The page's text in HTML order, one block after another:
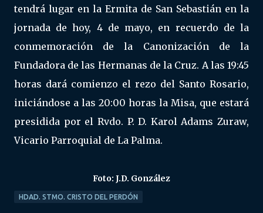
tendrá lugar en la Ermita de San Sebastián en la
jornada de hoy, 4 de mayo, en recuerdo de la
conmemoración de la Canonización de la
Fundadora de las Hermanas de la Cruz. A las 19:45
horas dará comienzo el rezo del Santo Rosario,
iniciándose a las 20:00 horas la Misa, que estará
presidida por el Rvdo. P. D. Karol Adams Zuraw,
Vicario Parroquial de La Palma.
Foto: J.D. González
HDAD. STMO. CRISTO DEL PERDÓN